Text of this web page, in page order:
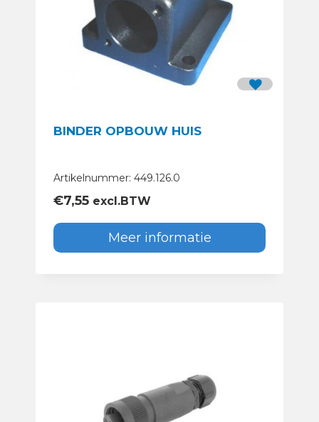
BINDER OPBOUW HUIS
Artikelnummer: 449.126.0
€7,55 excl.BTW
Meer informatie